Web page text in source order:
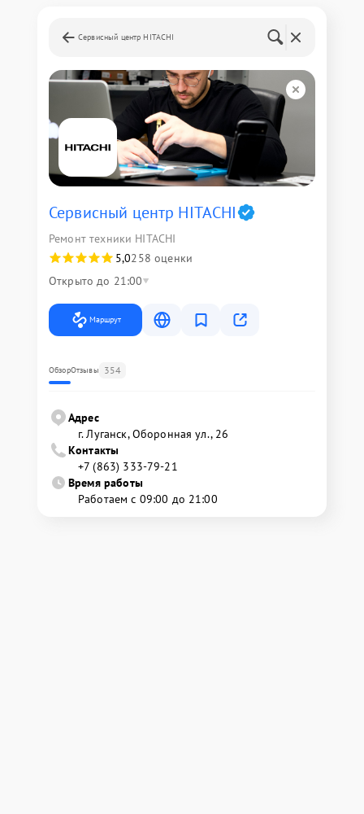
Сервисный центр HITACHI
Сервисный центр HITACHI
Ремонт техники HITACHI
5,0258 оценки
Открыто до 21:00
Маршрут
ОбзорОтзывы 354
Адрес
г. Луганск, Оборонная ул., 26
Контакты
+7 (863) 333-79-21
Время работы
Работаем с 09:00 до 21:00